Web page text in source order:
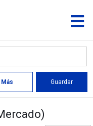
Más Guardar